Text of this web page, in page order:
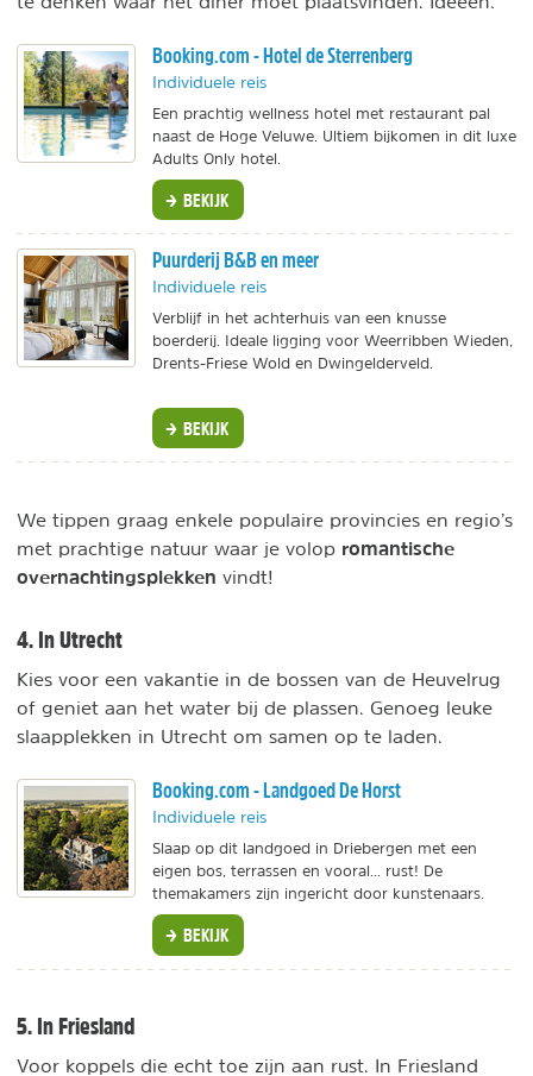
Booking.com - Hotel de Sterrenberg
Individuele reis
Een prachtig wellness hotel met restaurant pal
naast de Hoge Veluwe. Ultiem bijkomen in dit luxe
Adults Only hotel.
BEKIJK
Puurderij B&B en meer
Individuele reis
Verblijf in het achterhuis van een knusse
boerderij. Ideale ligging voor Weerribben Wieden,
Drents-Friese Wold en Dwingelderveld.
BEKIJK
We tippen graag enkele populaire provincies en regio’s
met prachtige natuur waar je volop romantische
overnachtingsplekken vindt!
4. In Utrecht
Kies voor een vakantie in de bossen van de Heuvelrug
of geniet aan het water bij de plassen. Genoeg leuke
slaapplekken in Utrecht om samen op te laden.
Booking.com - Landgoed De Horst
Individuele reis
Slaap op dit landgoed in Driebergen met een
eigen bos, terrassen en vooral... rust! De
themakamers zijn ingericht door kunstenaars.
BEKIJK
5. In Friesland
Voor koppels die echt toe zijn aan rust. In Friesland